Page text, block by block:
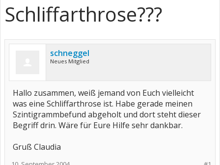
Schliffarthrose???
schneggel
Neues Mitglied
Hallo zusammen, weiß jemand von Euch vielleicht
was eine Schliffarthrose ist. Habe gerade meinen
Szintigrammbefund abgeholt und dort steht dieser
Begriff drin. Wäre für Eure Hilfe sehr dankbar.
Gruß Claudia